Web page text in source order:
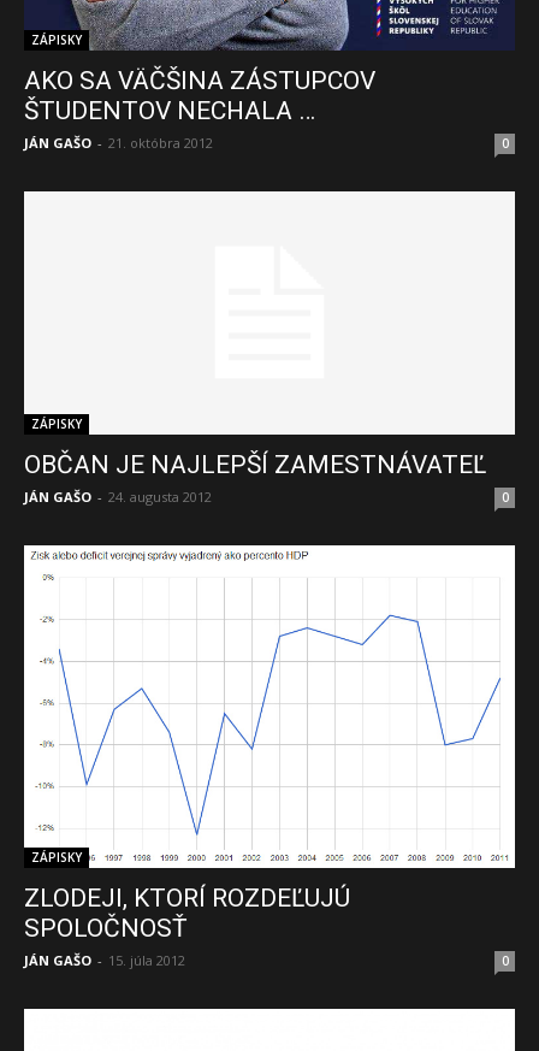
ZÁPISKY
AKO SA VÄČŠINA ZÁSTUPCOV
ŠTUDENTOV NECHALA …
JÁN GAŠO - 21. októbra 2012 0
ZÁPISKY
OBČAN JE NAJLEPŠÍ ZAMESTNÁVATEĽ
JÁN GAŠO - 24. augusta 2012 0
ZÁPISKY
ZLODEJI, KTORÍ ROZDEĽUJÚ
SPOLOČNOSŤ
JÁN GAŠO - 15. júla 2012 0